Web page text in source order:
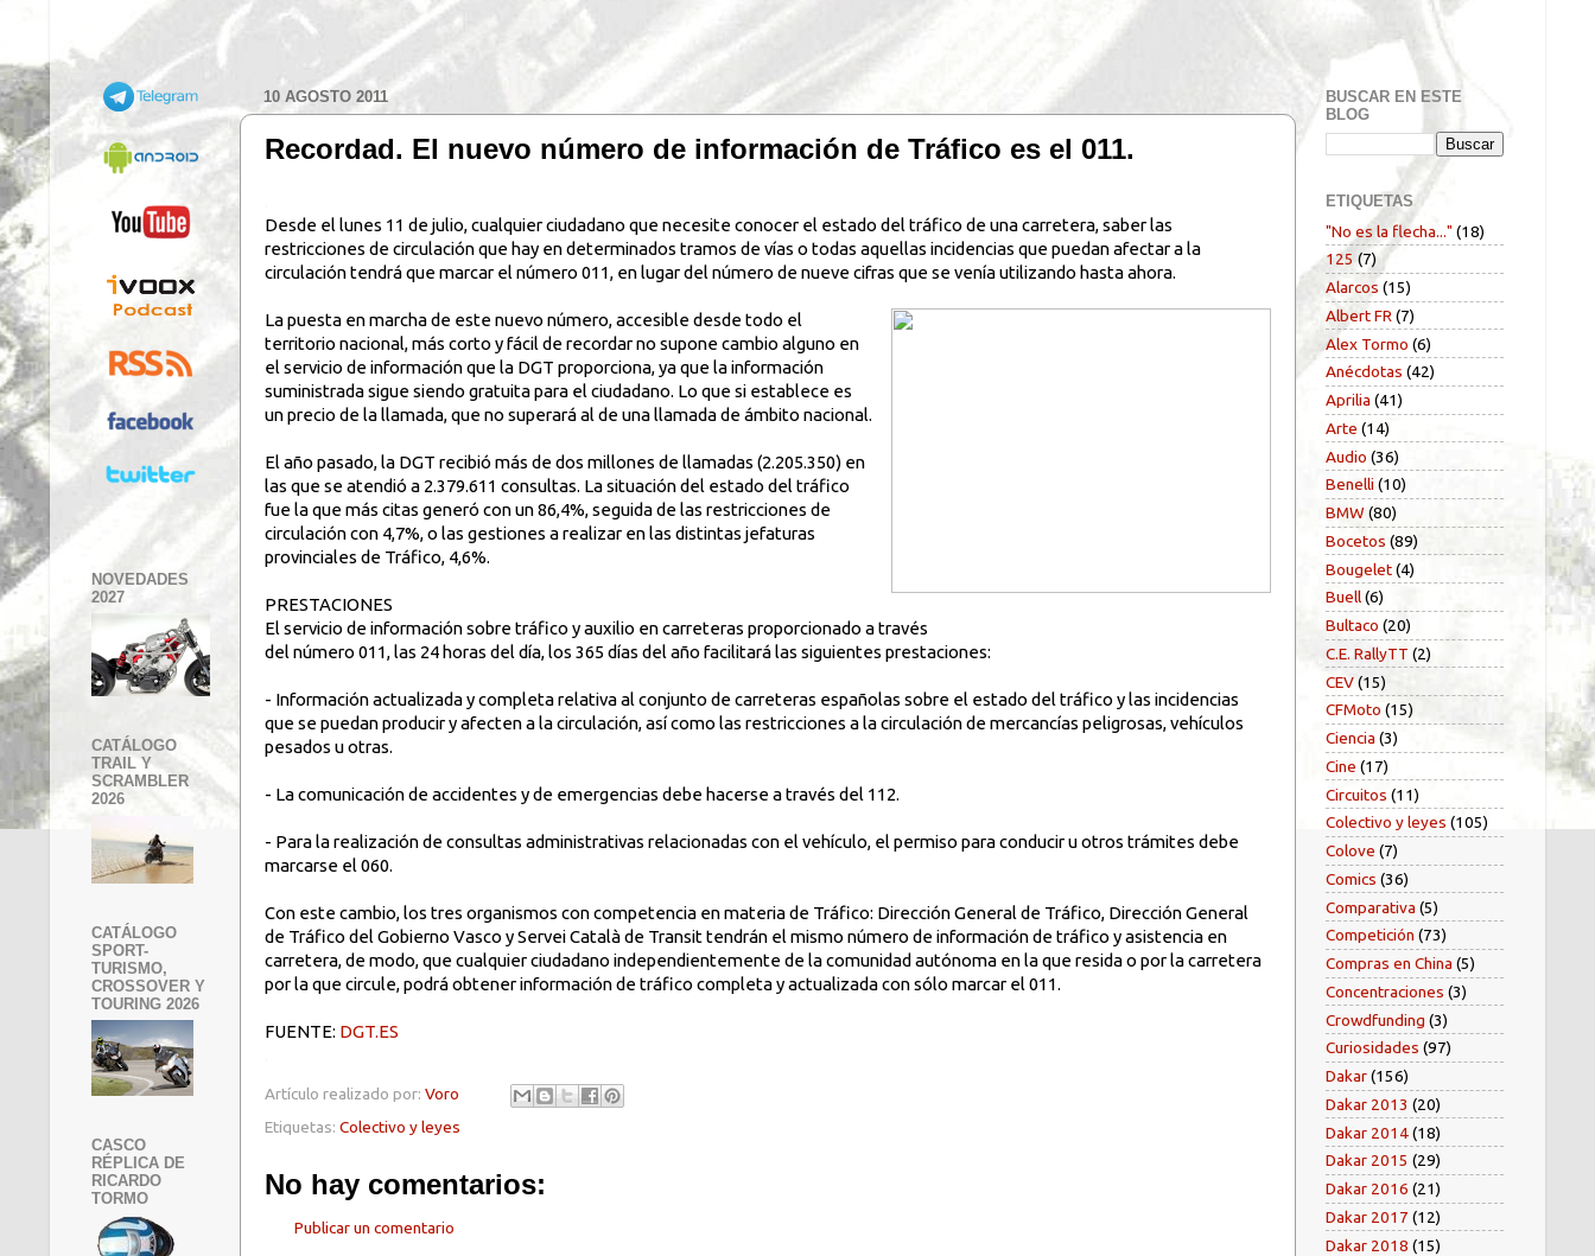
10 AGOSTO 2011
Recordad. El nuevo número de información de Tráfico es el 011.
Desde el lunes 11 de julio, cualquier ciudadano que necesite conocer el estado del tráfico de una carretera, saber las
restricciones de circulación que hay en determinados tramos de vías o todas aquellas incidencias que puedan afectar a la
circulación tendrá que marcar el número 011, en lugar del número de nueve cifras que se venía utilizando hasta ahora.
La puesta en marcha de este nuevo número, accesible desde todo el
territorio nacional, más corto y fácil de recordar no supone cambio alguno en
el servicio de información que la DGT proporciona, ya que la información
suministrada sigue siendo gratuita para el ciudadano. Lo que si establece es
un precio de la llamada, que no superará al de una llamada de ámbito nacional.
El año pasado, la DGT recibió más de dos millones de llamadas (2.205.350) en
las que se atendió a 2.379.611 consultas. La situación del estado del tráfico
fue la que más citas generó con un 86,4%, seguida de las restricciones de
circulación con 4,7%, o las gestiones a realizar en las distintas jefaturas
provinciales de Tráfico, 4,6%.
PRESTACIONES
El servicio de información sobre tráfico y auxilio en carreteras proporcionado a través
del número 011, las 24 horas del día, los 365 días del año facilitará las siguientes prestaciones:
- Información actualizada y completa relativa al conjunto de carreteras españolas sobre el estado del tráfico y las incidencias
que se puedan producir y afecten a la circulación, así como las restricciones a la circulación de mercancías peligrosas, vehículos
pesados u otras.
- La comunicación de accidentes y de emergencias debe hacerse a través del 112.
- Para la realización de consultas administrativas relacionadas con el vehículo, el permiso para conducir u otros trámites debe
marcarse el 060.
Con este cambio, los tres organismos con competencia en materia de Tráfico: Dirección General de Tráfico, Dirección General
de Tráfico del Gobierno Vasco y Servei Català de Transit tendrán el mismo número de información de tráfico y asistencia en
carretera, de modo, que cualquier ciudadano independientemente de la comunidad autónoma en la que resida o por la carretera
por la que circule, podrá obtener información de tráfico completa y actualizada con sólo marcar el 011.
FUENTE: DGT.ES
Artículo realizado por: Voro
Etiquetas: Colectivo y leyes
No hay comentarios:
Publicar un comentario
NOVEDADES
2027
CATÁLOGO
TRAIL Y
SCRAMBLER
2026
CATÁLOGO
SPORT-
TURISMO,
CROSSOVER Y
TOURING 2026
CASCO
RÉPLICA DE
RICARDO
TORMO
BUSCAR EN ESTE
BLOG
ETIQUETAS
"No es la flecha..." (18)
125 (7)
Alarcos (15)
Albert FR (7)
Alex Tormo (6)
Anécdotas (42)
Aprilia (41)
Arte (14)
Audio (36)
Benelli (10)
BMW (80)
Bocetos (89)
Bougelet(4)
Buell(6)
Bultaco (20)
C.E. RallyTT (2)
CEV(15)
CFMoto (15)
Ciencia (3)
Cine (17)
Circuitos (11)
Colectivo y leyes (105)
Colove (7)
Comics (36)
Comparativa (5)
Competición (73)
Compras en China (5)
Concentraciones (3)
Crowdfunding (3)
Curiosidades (97)
Dakar(156)
Dakar 2013 (20)
Dakar 2014(18)
Dakar 2015 (29)
Dakar 2016 (21)
Dakar 2017 (12)
Dakar 2018 (15)